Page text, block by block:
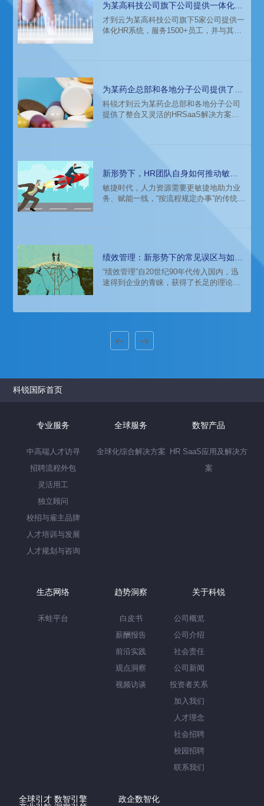
为某高科技公司旗下公司提供一体化
HR系统
才到云为某高科技公司旗下5家公司提供一
体化HR系统，服务1500+员工，并与其
为某药企总部和各地分子公司提供了整
合又灵活的HRSaaS解决方案
科锐才到云为某药企总部和各地分子公司
提供了整合又灵活的HRSaaS解决方案，
新形势下，HR团队自身如何推动敏捷
与迭代？
敏捷时代，人力资源需要更敏捷地助力业
务、赋能一线，“按流程规定办事”的传统固
务合作方式改变，以及团队定位和人员能
力要求的调整。
绩效管理：新形势下的常见误区与如何
有效开展
“绩效管理”自20世纪90年代传入国内，迅
速得到企业的青睐，获得了长足的理论与
理仍偏重“德能勤绩”为基础的考核。
科锐国际首页
专业服务
中高端人才访寻
招聘流程外包
灵活用工
独立顾问
校招与雇主品牌
人才培训与发展
人才规划与咨询
全球服务
全球化综合解决方案
数智产品
HR SaaS应用及解决方
案
生态网络
禾蛙平台
趋势洞察
白皮书
薪酬报告
前沿实践
观点洞察
视频访谈
关于科锐
公司概览
公司介绍
社会责任
公司新闻
投资者关系
加入我们
人才理念
社会招聘
校园招聘
联系我们
全球引才 数智引擎
政企数智化